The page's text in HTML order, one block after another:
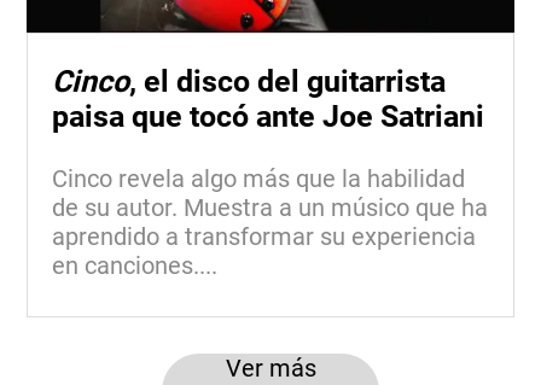
Cinco, el disco del guitarrista
paisa que tocó ante Joe Satriani
Cinco revela algo más que la habilidad
de su autor. Muestra a un músico que ha
aprendido a transformar su experiencia
en canciones....
Ver más